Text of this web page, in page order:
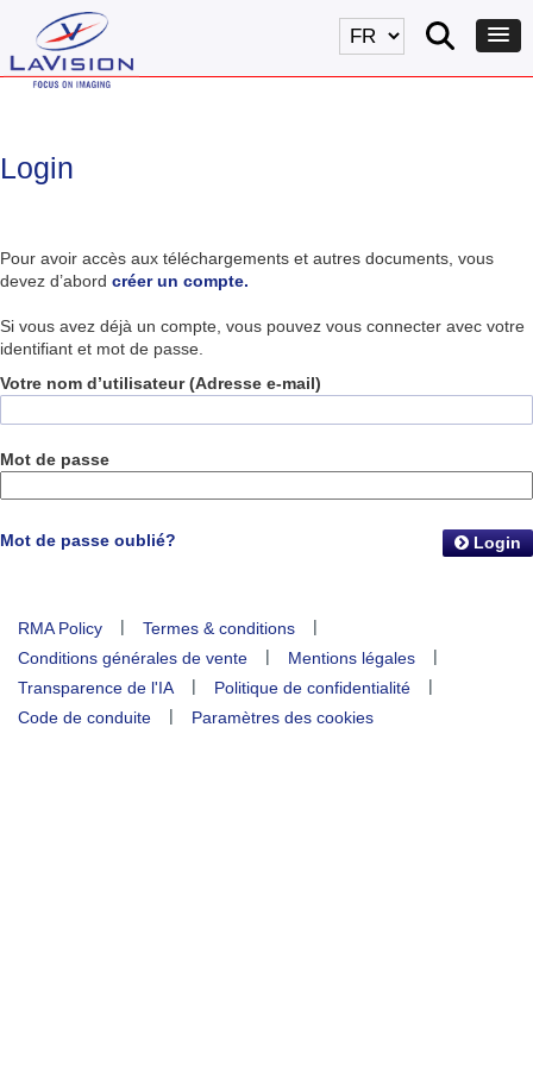
Login
Pour avoir accès aux téléchargements et autres documents, vous
devez d’abord créer un compte.
Si vous avez déjà un compte, vous pouvez vous connecter avec votre
identifiant et mot de passe.
Votre nom d’utilisateur (Adresse e-mail)
Mot de passe
Mot de passe oublié? Login
RMA Policy | Termes & conditions
|
Conditions générales de vente
| Mentions légales
|
Transparence de l'IA
| Politique de confidentialité
|
Code de conduite
| Paramètres des cookies